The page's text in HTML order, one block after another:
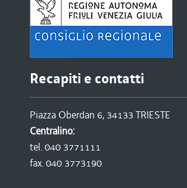
Recapiti e contatti
Piazza Oberdan 6, 34133 TRIESTE
Centralino:
tel. 040 3771111
fax. 040 3773190